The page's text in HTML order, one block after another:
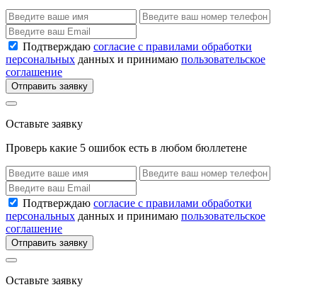
Подтверждаю согласие с правилами обработки
персональных данных и принимаю пользовательское
соглашение
Отправить заявку
Оставьте заявку
Проверь какие 5 ошибок есть в любом бюллетене
Подтверждаю согласие с правилами обработки
персональных данных и принимаю пользовательское
соглашение
Отправить заявку
Оставьте заявку